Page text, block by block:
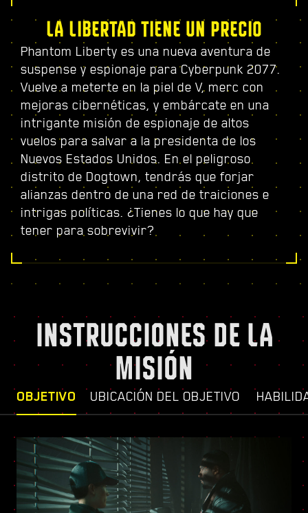
LA LIBERTAD TIENE UN PRECIO
Phantom Liberty es una nueva aventura de
suspense y espionaje para Cyberpunk 2077.
Vuelve a meterte en la piel de V, merc con
mejoras cibernéticas, y embárcate en una
intrigante misión de espionaje de altos
vuelos para salvar a la presidenta de los
Nuevos Estados Unidos. En el peligroso
distrito de Dogtown, tendrás que forjar
alianzas dentro de una red de traiciones e
intrigas políticas. ¿Tienes lo que hay que
tener para sobrevivir?
INSTRUCCIONES DE LA
MISIÓN
OBJETIVO UBICACIÓN DEL OBJETIVO